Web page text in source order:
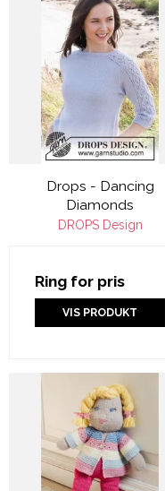
Drops - Dancing
Diamonds
DROPS Design
Ring for pris
VIS PRODUKT